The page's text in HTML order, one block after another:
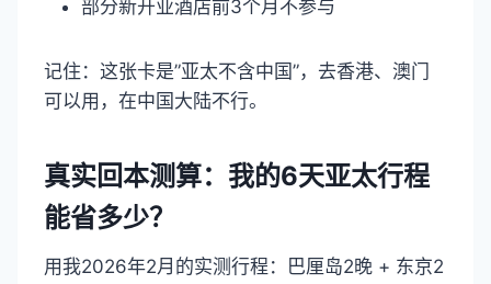
部分新开业酒店前3个月不参与
记住：这张卡是”亚太不含中国”，去香港、澳门
可以用，在中国大陆不行。
真实回本测算：我的6天亚太行程
能省多少？
用我2026年2月的实测行程：巴厘岛2晚 + 东京2